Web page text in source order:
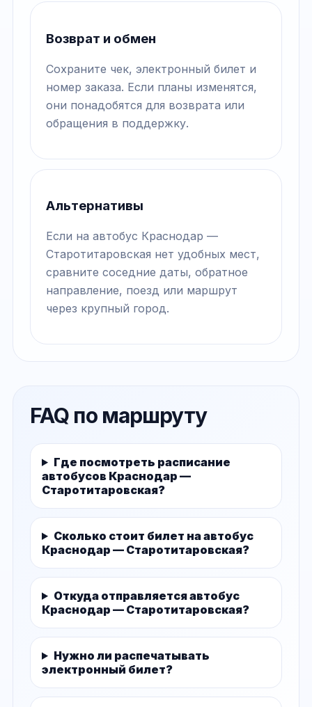
Возврат и обмен
Сохраните чек, электронный билет и
номер заказа. Если планы изменятся,
они понадобятся для возврата или
обращения в поддержку.
Альтернативы
Если на автобус Краснодар —
Старотитаровская нет удобных мест,
сравните соседние даты, обратное
направление, поезд или маршрут
через крупный город.
FAQ по маршруту
Где посмотреть расписание
автобусов Краснодар —
Старотитаровская?
Сколько стоит билет на автобус
Краснодар — Старотитаровская?
Откуда отправляется автобус
Краснодар — Старотитаровская?
Нужно ли распечатывать
электронный билет?